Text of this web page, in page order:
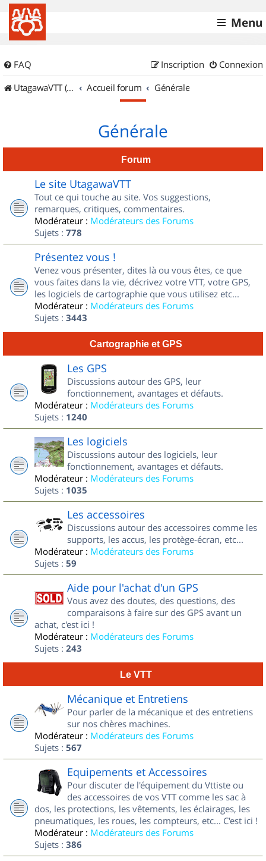
Menu
FAQ Connexion
Inscription
UtagawaVTT (Randos VTT et VTTAE avec traces GPS)
Accueil forum Générale
Générale
Forum
Le site UtagawaVTT
Tout ce qui touche au site. Vos suggestions,
remarques, critiques, commentaires.
Modérateur : Modérateurs des Forums
Sujets : 778
Présentez vous !
Venez vous présenter, dites là ou vous êtes, ce que
vous faites dans la vie, décrivez votre VTT, votre GPS,
les logiciels de cartographie que vous utilisez etc...
Modérateur : Modérateurs des Forums
Sujets : 3443
Cartographie et GPS
Les GPS
Discussions autour des GPS, leur
fonctionnement, avantages et défauts.
Modérateur : Modérateurs des Forums
Sujets : 1240
Les logiciels
Discussions autour des logiciels, leur
fonctionnement, avantages et défauts.
Modérateur : Modérateurs des Forums
Sujets : 1035
Les accessoires
Discussions autour des accessoires comme les
supports, les accus, les protège-écran, etc...
Modérateur : Modérateurs des Forums
Sujets : 59
Aide pour l'achat d'un GPS
Vous avez des doutes, des questions, des
comparaisons à faire sur des GPS avant un
achat, c'est ici !
Modérateur : Modérateurs des Forums
Sujets : 243
Le VTT
Mécanique et Entretiens
Pour parler de la mécanique et des entretiens
sur nos chères machines.
Modérateur : Modérateurs des Forums
Sujets : 567
Equipements et Accessoires
Pour discuter de l'équipement du Vttiste ou
des accessoires de vos VTT comme les sac à
dos, les protections, les vêtements, les éclairages, les
pneumatiques, les roues, les compteurs, etc... C'est ici !
Modérateur : Modérateurs des Forums
Sujets : 386